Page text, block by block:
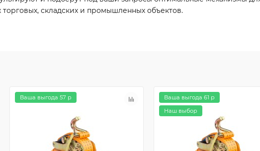
складских и промышленных объектов.
Ваша выгода 57 р
Ваша выгода 61 р
Наш выбор